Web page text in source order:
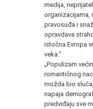
medija,
organizacijama,
pravosuđa i
opravdava
istočna Evropa
veka.“
„Populizam
romantičnog
možda bio
napaja
predviđaju sve